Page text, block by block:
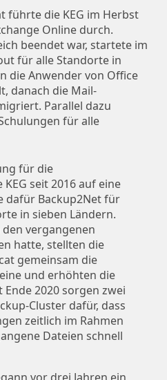
führte die KEG im Herbst
Online durch.
beendet war, startete im
für alle Standorte in
die Anwender von Office
danach die Mail-
Parallel dazu
für alle
für die
seit 2016 auf eine
dafür Backup2Net für
in sieben Ländern.
vergangenen
hatte, stellten die
gemeinsam die
und erhöhten die
Ende 2020 sorgen zwei
Cluster dafür, dass
zeitlich im Rahmen
Dateien schnell